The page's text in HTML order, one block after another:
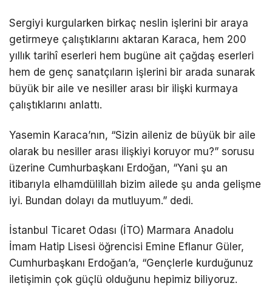
Sergiyi kurgularken birkaç neslin işlerini bir araya
getirmeye çalıştıklarını aktaran Karaca, hem 200
yıllık tarihî eserleri hem bugüne ait çağdaş eserleri
hem de genç sanatçıların işlerini bir arada sunarak
büyük bir aile ve nesiller arası bir ilişki kurmaya
çalıştıklarını anlattı.
Yasemin Karaca’nın, “Sizin aileniz de büyük bir aile
olarak bu nesiller arası ilişkiyi koruyor mu?” sorusu
üzerine Cumhurbaşkanı Erdoğan, “Yani şu an
itibarıyla elhamdülillah bizim ailede şu anda gelişme
iyi. Bundan dolayı da mutluyum.” dedi.
İstanbul Ticaret Odası (İTO) Marmara Anadolu
İmam Hatip Lisesi öğrencisi Emine Eflanur Güler,
Cumhurbaşkanı Erdoğan’a, “Gençlerle kurduğunuz
iletişimin çok güçlü olduğunu hepimiz biliyoruz.